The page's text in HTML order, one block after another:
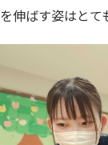
を伸ばす姿はとて